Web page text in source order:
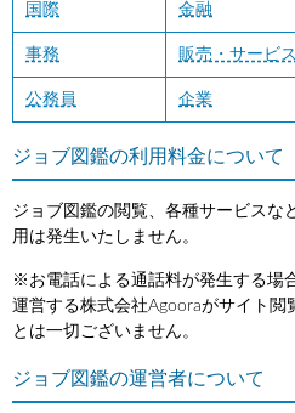
国際 金融
事務 販売・サービス
公務員 企業
ジョブ図鑑の利用料金について
ジョブ図鑑の閲覧、各種サービスな
用は発生いたしません。
※お電話による通話料が発生する場
運営する株式会社Agooraがサイト閲
とは一切ございません。
ジョブ図鑑の運営者について